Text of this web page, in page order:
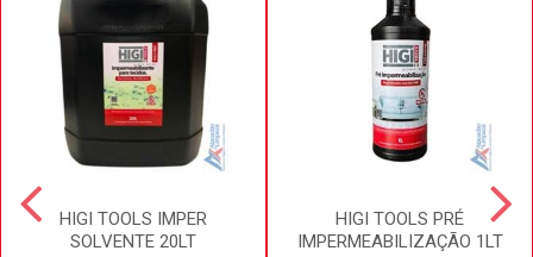
HIGI TOOLS IMPER
SOLVENTE 20LT
HIGI TOOLS PRÉ
IMPERMEABILIZAÇÃO 1LT